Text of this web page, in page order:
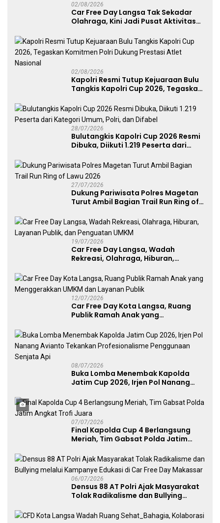
02/08/2026
Car Free Day Langsa Tak Sekadar
Olahraga, Kini Jadi Pusat Aktivitas
02/08/2026
Kapolri Resmi Tutup Kejuaraan Bulu
Tangkis Kapolri Cup 2026, Tegaskan
Atlet Nasional
28/07/2026
Bulutangkis Kapolri Cup 2026 Resmi
Dibuka, Diikuti 1.219 Peserta dari
27/07/2026
Dukung Pariwisata Polres Magetan
Turut Ambil Bagian Trail Run Ring of
19/07/2026
Car Free Day Langsa, Wadah
Rekreasi, Olahraga, Hiburan,
UMKM
12/07/2026
Car Free Day Kota Langsa, Ruang
Publik Ramah Anak yang
Publik
08/07/2026
Buka Lomba Menembak Kapolda
Jatim Cup 2026, Irjen Pol Nanang
Penggunaan Senjata Api
07/07/2026
Final Kapolda Cup 4 Berlangsung
Meriah, Tim Gabsat Polda Jatim
06/07/2026
Densus 88 AT Polri Ajak Masyarakat
Tolak Radikalisme dan Bullying
Free Day Makassar